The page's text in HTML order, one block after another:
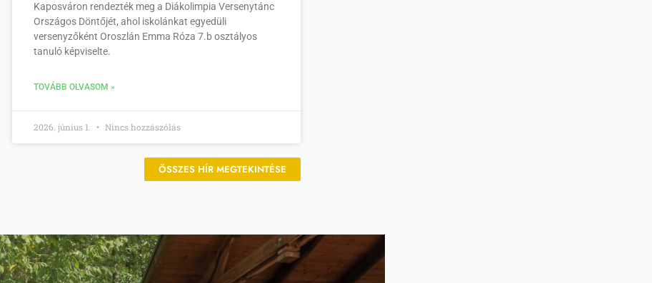
Kaposváron rendezték meg a Diákolimpia Versenytánc
Országos Döntőjét, ahol iskolánkat egyedüli
versenyzőként Oroszlán Emma Róza 7.b osztályos
tanuló képviselte.
TOVÁBB OLVASOM »
2026. június 1. Nincs hozzászólás
ÖSSZES HÍR MEGTEKINTÉSE